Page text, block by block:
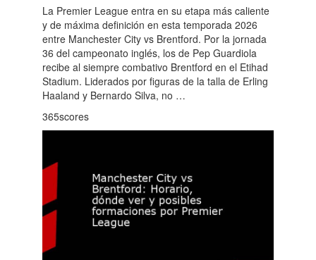
La Premier League entra en su etapa más caliente
y de máxima definición en esta temporada 2026
entre Manchester City vs Brentford. Por la jornada
36 del campeonato inglés, los de Pep Guardiola
recibe al siempre combativo Brentford en el Etihad
Stadium. Liderados por figuras de la talla de Erling
Haaland y Bernardo Silva, no …
365scores